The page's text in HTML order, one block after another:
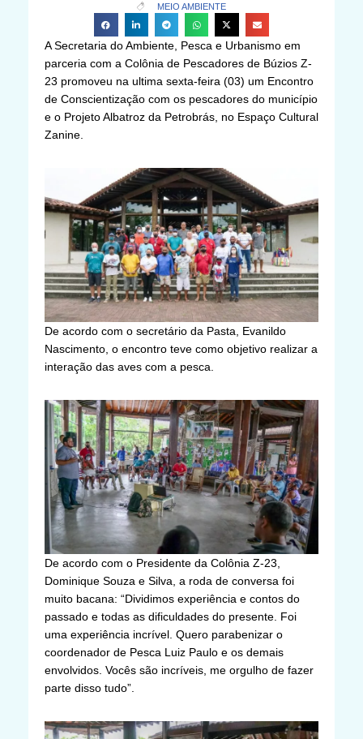
MEIO AMBIENTE
A Secretaria do Ambiente, Pesca e Urbanismo em
parceria com a Colônia de Pescadores de Búzios Z-
23 promoveu na ultima sexta-feira (03) um Encontro
de Conscientização com os pescadores do município
e o Projeto Albatroz da Petrobrás, no Espaço Cultural
Zanine.
De acordo com o secretário da Pasta, Evanildo
Nascimento, o encontro teve como objetivo realizar a
interação das aves com a pesca.
De acordo com o Presidente da Colônia Z-23,
Dominique Souza e Silva, a roda de conversa foi
muito bacana: “Dividimos experiência e contos do
passado e todas as dificuldades do presente. Foi
uma experiência incrível. Quero parabenizar o
coordenador de Pesca Luiz Paulo e os demais
envolvidos. Vocês são incríveis, me orgulho de fazer
parte disso tudo”.